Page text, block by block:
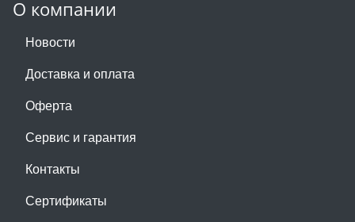
О компании
Новости
Доставка и оплата
Оферта
Сервис и гарантия
Контакты
Сертификаты